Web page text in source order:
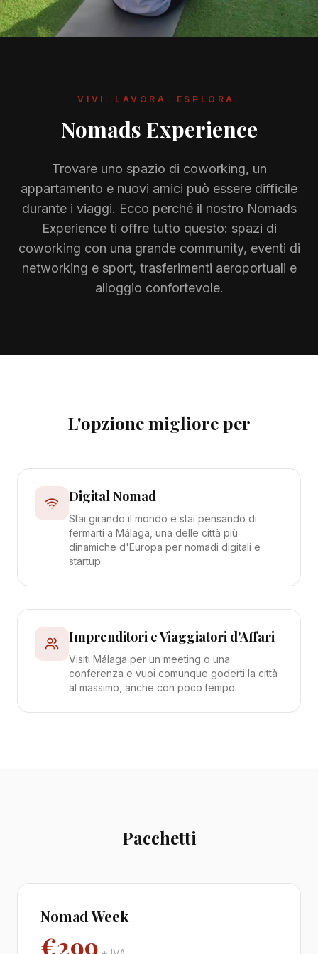
Galleria
Vantaggi
VIVI. LAVORA. ESPLORA.
Nomads Experience
Trovare uno spazio di coworking, un
appartamento e nuovi amici può essere difficile
durante i viaggi. Ecco perché il nostro Nomads
Experience ti offre tutto questo: spazi di
coworking con una grande community, eventi di
networking e sport, trasferimenti aeroportuali e
alloggio confortevole.
L'opzione migliore per
Digital Nomad
Stai girando il mondo e stai pensando di
fermarti a Málaga, una delle città più
dinamiche d'Europa per nomadi digitali e
startup.
Imprenditori e Viaggiatori d'Affari
Visiti Málaga per un meeting o una
conferenza e vuoi comunque goderti la città
al massimo, anche con poco tempo.
Pacchetti
Nomad Week
€299